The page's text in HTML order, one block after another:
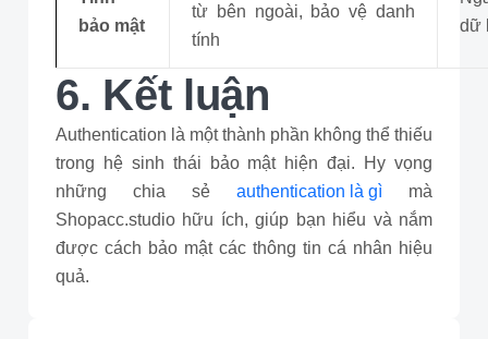
bảo mật
từ bên ngoài, bảo vệ danh
tính
dữ
6. Kết luận
Authentication là một thành phần không thể thiếu
trong hệ sinh thái bảo mật hiện đại. Hy vọng
những chia sẻ authentication là gì mà
Shopacc.studio hữu ích, giúp bạn hiểu và nắm
được cách bảo mật các thông tin cá nhân hiệu
quả.